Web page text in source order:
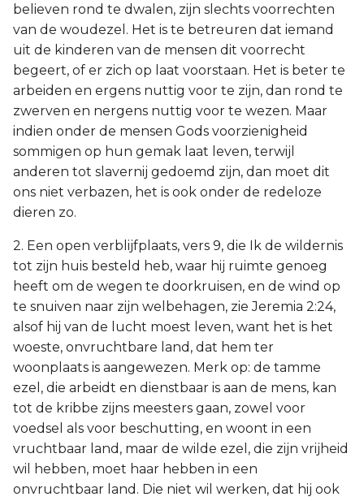
believen rond te dwalen, zijn slechts voorrechten
van de woudezel. Het is te betreuren dat iemand
uit de kinderen van de mensen dit voorrecht
begeert, of er zich op laat voorstaan. Het is beter te
arbeiden en ergens nuttig voor te zijn, dan rond te
zwerven en nergens nuttig voor te wezen. Maar
indien onder de mensen Gods voorzienigheid
sommigen op hun gemak laat leven, terwijl
anderen tot slavernij gedoemd zijn, dan moet dit
ons niet verbazen, het is ook onder de redeloze
dieren zo.
2. Een open verblijfplaats, vers 9, die Ik de wildernis
tot zijn huis besteld heb, waar hij ruimte genoeg
heeft om de wegen te doorkruisen, en de wind op
te snuiven naar zijn welbehagen, zie Jeremia 2:24,
alsof hij van de lucht moest leven, want het is het
woeste, onvruchtbare land, dat hem ter
woonplaats is aangewezen. Merk op: de tamme
ezel, die arbeidt en dienstbaar is aan de mens, kan
tot de kribbe zijns meesters gaan, zowel voor
voedsel als voor beschutting, en woont in een
vruchtbaar land, maar de wilde ezel, die zijn vrijheid
wil hebben, moet haar hebben in een
onvruchtbaar land. Die niet wil werken, dat hij ook